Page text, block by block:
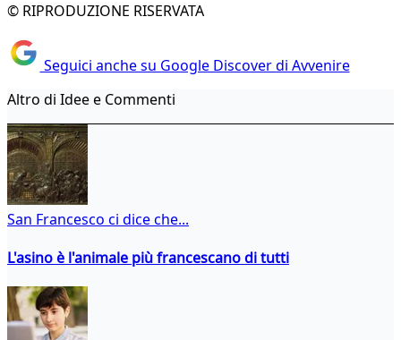
© RIPRODUZIONE RISERVATA
Seguici anche su Google Discover di Avvenire
Altro di Idee e Commenti
San Francesco ci dice che...
L'asino è l'animale più francescano di tutti